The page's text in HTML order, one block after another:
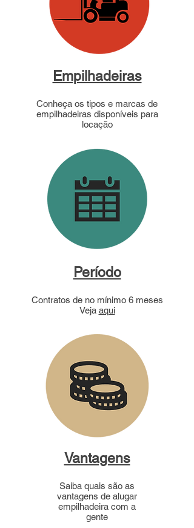
Empilhadeiras
Conheça os tipos e marcas de
empilhadeiras disponíveis para
locação
Período
Contratos de no mínimo 6 meses
Veja aqui
Vantagens
Saiba quais são as
vantagens de alugar
empilhadeira com a
gente